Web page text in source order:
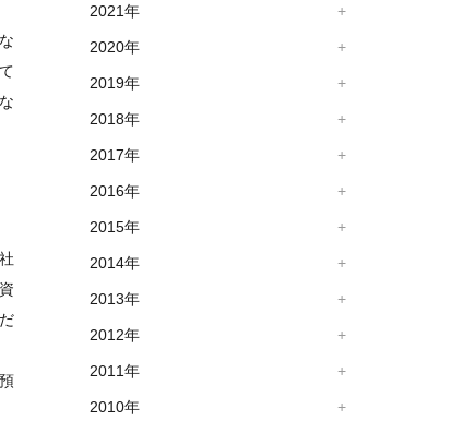
2021年
2020年
2019年
2018年
2017年
2016年
2015年
2014年
2013年
2012年
2011年
2010年